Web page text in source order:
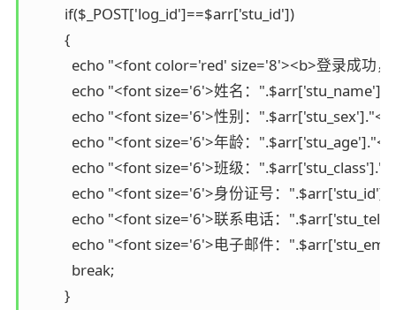
          if($_POST['log_id']==$arr['stu_id'])
          {
echo "<font color='red' size='8'><b>登录
echo "<font size='6'>姓名：
echo "<font size='6'>性别：
echo "<font size='6'>年龄：
echo "<font size='6'>班级：
echo "<font size='6'>身份证号：
echo "<font size='6'>联系电话：
echo "<font size='6'>电子邮件：
            break;
          }